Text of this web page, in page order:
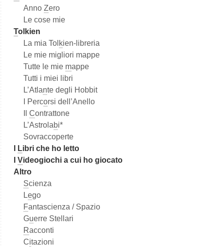
Anno Zero
Le cose mie
Tolkien
La mia Tol kien-libreria
Le mie migliori mappe
Tutte le mie mappe
Tutti i miei libri
L’Atlante degli Hobbit
I Percorsi dell’Anello
Contrattone
L’Astrolabi*
Sovraccoperte
Libri che ho letto
Videogiochi a cui ho giocato
Altro
Scienza
Lego
Fantascienza / Spazio
Guerre Stellari
Racconti
Citazioni